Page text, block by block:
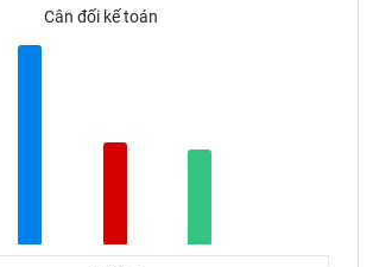
Cân đối kế toán